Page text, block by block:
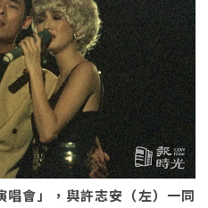
會」，與許志安（左）一同